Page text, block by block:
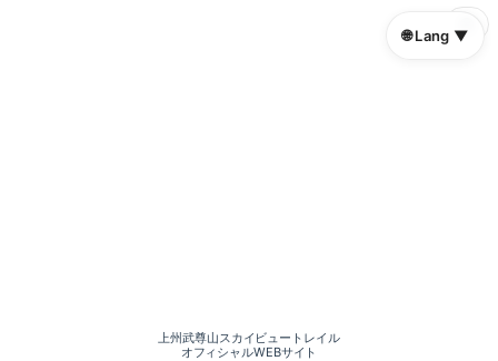
2026-05（2）
上州武尊山スカイビュートレイル
オフィシャルWEBサイト
🌐
🌐 Lang ▼